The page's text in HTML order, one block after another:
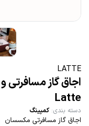
LATTE
اجاق گاز
Latte
دسته بندی: کمپینگ
اجاق گاز مسافرتی مکسسان